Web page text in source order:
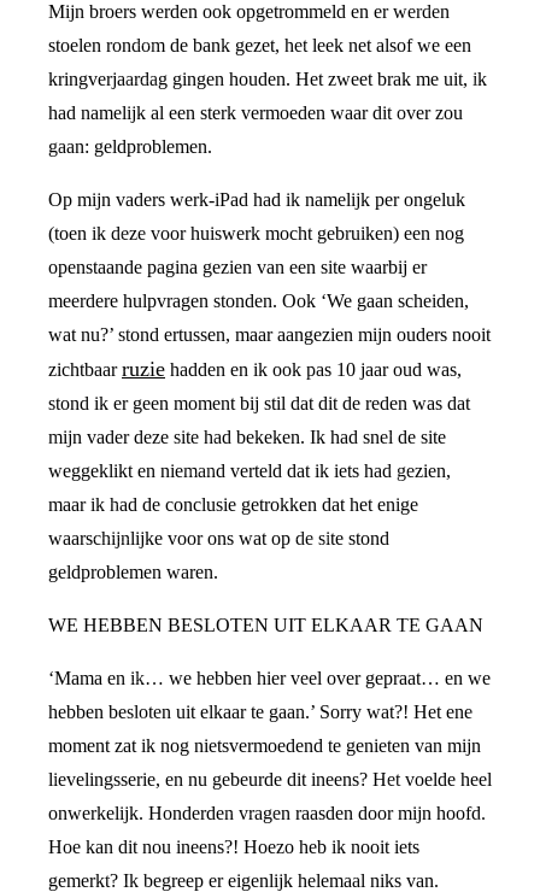
Mijn broers werden ook opgetrommeld en er werden
stoelen rondom de bank gezet, het leek net alsof we een
kringverjaardag gingen houden. Het zweet brak me uit, ik
had namelijk al een sterk vermoeden waar dit over zou
gaan: geldproblemen.
Op mijn vaders werk-iPad had ik namelijk per ongeluk
(toen ik deze voor huiswerk mocht gebruiken) een nog
openstaande pagina gezien van een site waarbij er
meerdere hulpvragen stonden. Ook ‘We gaan scheiden,
wat nu?’ stond ertussen, maar aangezien mijn ouders nooit
zichtbaarruzie hadden en ik ook pas 10 jaar oud was,
stond ik er geen moment bij stil dat dit de reden was dat
mijn vader deze site had bekeken. Ik had snel de site
weggeklikt en niemand verteld dat ik iets had gezien,
maar ik had de conclusie getrokken dat het enige
waarschijnlijke voor ons wat op de site stond
geldproblemen waren.
WE HEBBEN BESLOTEN UIT ELKAAR TE GAAN
‘Mama en ik… we hebben hier veel over gepraat… en we
hebben besloten uit elkaar te gaan.’ Sorry wat?! Het ene
moment zat ik nog nietsvermoedend te genieten van mijn
lievelingsserie, en nu gebeurde dit ineens? Het voelde heel
onwerkelijk. Honderden vragen raasden door mijn hoofd.
Hoe kan dit nou ineens?! Hoezo heb ik nooit iets
gemerkt? Ik begreep er eigenlijk helemaal niks van.